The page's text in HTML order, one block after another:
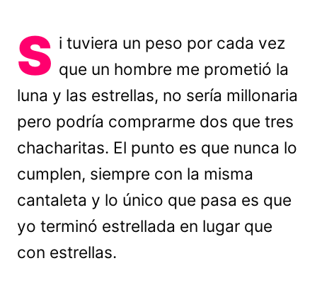
S i tuviera un peso por cada vez
que un hombre me prometió la
luna y las estrellas, no sería millonaria
pero podría comprarme dos que tres
chacharitas. El punto es que nunca lo
cumplen, siempre con la misma
cantaleta y lo único que pasa es que
yo terminó estrellada en lugar que
con estrellas.